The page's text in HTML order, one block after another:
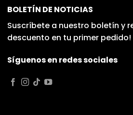
BOLETÍN DE NOTICIAS
Suscríbete a nuestro boletín y
descuento en tu primer pedido!
Síguenos en redes sociales